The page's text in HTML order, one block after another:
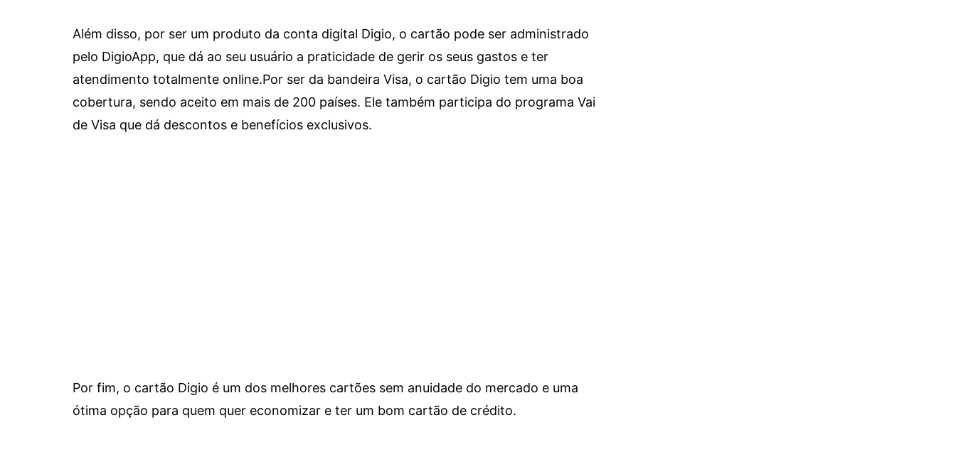
Além disso, por ser um produto da conta digital Digio, o cartão pode ser administrado
pelo DigioApp, que dá ao seu usuário a praticidade de gerir os seus gastos e ter
atendimento totalmente online.Por ser da bandeira Visa, o cartão Digio tem uma boa
cobertura, sendo aceito em mais de 200 países. Ele também participa do programa Vai
de Visa que dá descontos e benefícios exclusivos.
Por fim, o cartão Digio é um dos melhores cartões sem anuidade do mercado e uma
ótima opção para quem quer economizar e ter um bom cartão de crédito.